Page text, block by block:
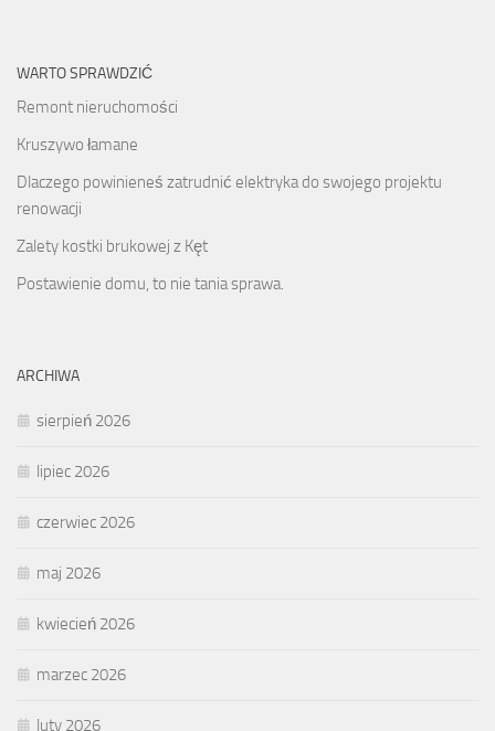
WARTO SPRAWDZIĆ
Remont nieruchomości
Kruszywo łamane
Dlaczego powinieneś zatrudnić elektryka do swojego projektu
renowacji
Zalety kostki brukowej z Kęt
Postawienie domu, to nie tania sprawa.
ARCHIWA
sierpień 2026
lipiec 2026
czerwiec 2026
maj 2026
kwiecień 2026
marzec 2026
luty 2026